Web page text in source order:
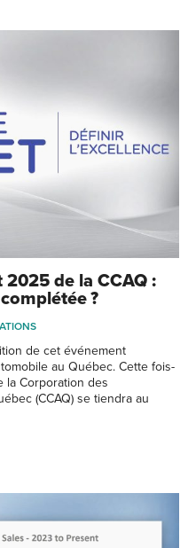
de la CCAQ :
?
de cet événement
au Québec. Cette fois-
la Corporation des
(CCAQ) se tiendra au